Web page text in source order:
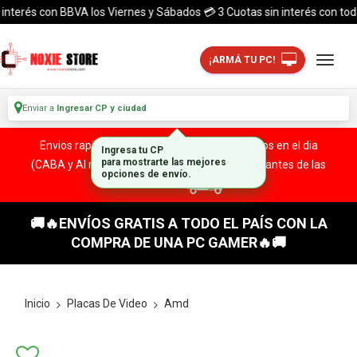
con BBVA los Viernes y Sábados 💳 3 Cuotas sin interés con
¡ARMÁ TU PC!
Enviar a Ingresar CP y ciudad
Envios rapidos y seguros a todo el pais. ¡ Envios en el dia
(CABA y Al rededores) Acreditando tu compra antes de las
🚚🔥ENVÍOS GRATIS A TODO EL PAÍS CON LA
COMPRA DE UNA PC GAMER🔥🚚
Inicio Placas De Video Amd